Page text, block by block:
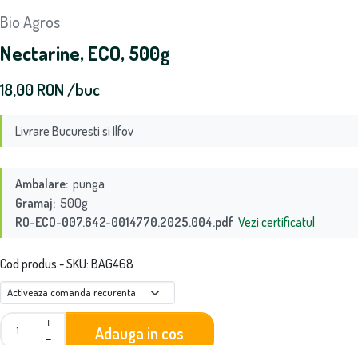
Bio Agros
Nectarine, ECO, 500g
18,00RON /buc
Livrare Bucuresti si Ilfov
Ambalare: punga
Gramaj: 500g
RO-ECO-007.642-0014770.2025.004.pdf Vezi certificatul
Cod produs - SKU BAG468
+
−
Adauga in cos